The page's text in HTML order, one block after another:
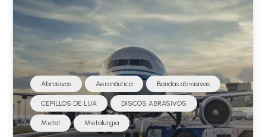
Abrasivos Aeronáutica Bandas abrasivas
CEPILLOS DE LIJA DISCOS ABRASIVOS
Metal Metalurgia